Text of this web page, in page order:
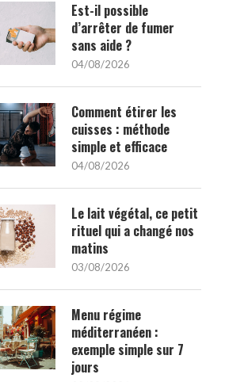
Est-il possible
d’arrêter de fumer
sans aide ?
04/08/2026
Comment étirer les
cuisses : méthode
simple et efficace
04/08/2026
Le lait végétal, ce petit
rituel qui a changé nos
matins
03/08/2026
Menu régime
méditerranéen :
exemple simple sur 7
jours